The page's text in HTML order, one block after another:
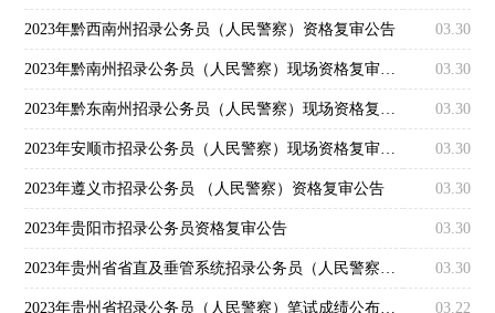
2023年黔西南州招录公务员（人民警察）资格复审公告 03.30
2023年黔南州招录公务员（人民警察）现场资格复审公告 03.30
2023年黔东南州招录公务员（人民警察）现场资格复审公告 03.30
2023年安顺市招录公务员（人民警察）现场资格复审工作公告 03.30
2023年遵义市招录公务员 （人民警察）资格复审公告 03.30
2023年贵阳市招录公务员资格复审公告 03.30
2023年贵州省省直及垂管系统招录公务员（人民警察）资格复审公告 03.30
2023年贵州省招录公务员（人民警察）笔试成绩公布有关事宜公告 03.22